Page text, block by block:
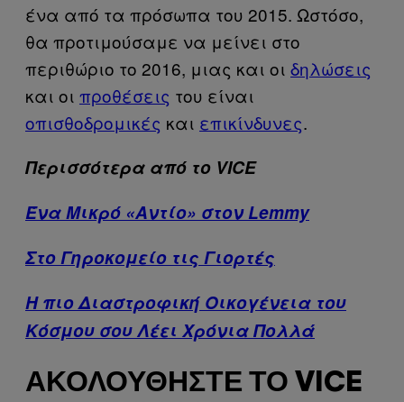
ένα από τα πρόσωπα του 2015. Ωστόσο,
θα προτιμούσαμε να μείνει στο
περιθώριο το 2016, μιας και οι δηλώσεις
και οι προθέσεις του είναι
οπισθοδρομικές και επικίνδυνες.
Περισσότερα από το VICE
Ένα Μικρό «Aντίο» στον Lemmy
Στο Γηροκομείο τις Γιορτές
Η πιο Διαστροφική Οικογένεια του
Κόσμου σου Λέει Χρόνια Πολλά
ΑΚΟΛΟΥΘΉΣΤΕ ΤΟ VICE